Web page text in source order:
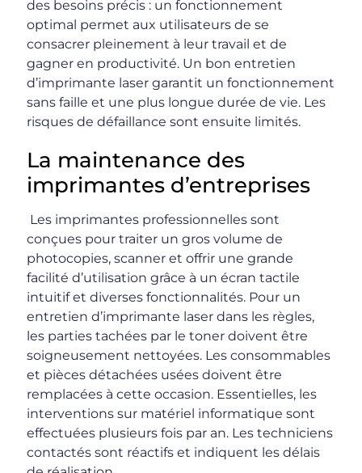
des besoins précis : un fonctionnement
optimal permet aux utilisateurs de se
consacrer pleinement à leur travail et de
gagner en productivité. Un bon entretien
d’imprimante laser garantit un fonctionnement
sans faille et une plus longue durée de vie. Les
risques de défaillance sont ensuite limités.
La maintenance des
imprimantes d’entreprises
Les imprimantes professionnelles sont
conçues pour traiter un gros volume de
photocopies, scanner et offrir une grande
facilité d’utilisation grâce à un écran tactile
intuitif et diverses fonctionnalités. Pour un
entretien d’imprimante laser dans les règles,
les parties tachées par le toner doivent être
soigneusement nettoyées. Les consommables
et pièces détachées usées doivent être
remplacées à cette occasion. Essentielles, les
interventions sur matériel informatique sont
effectuées plusieurs fois par an. Les techniciens
contactés sont réactifs et indiquent les délais